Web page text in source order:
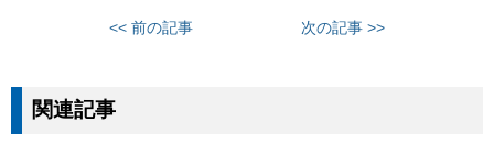
<< 前の記事 次の記事 >>
関連記事